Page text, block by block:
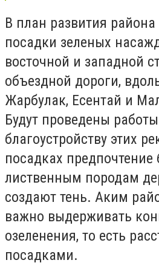
В план развития
посадки зеленых
восточной и западной
объездной дороги,
Жарбулак, Есентай и
Будут проведены
благоустройству этих
посадках предпочтение
лиственным породам
создают тень. Аким
важно выдерживать
озеленения, то есть
посадками.